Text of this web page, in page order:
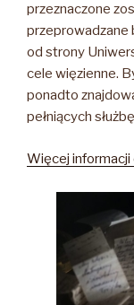
przeznaczone
przeprowadzane
od strony
cele więzienne.
ponadto
pełniących
Więcej informacji